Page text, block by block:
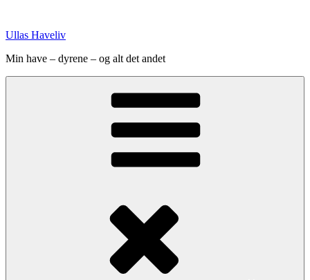
indhold
Ullas Haveliv
Min have – dyrene – og alt det andet